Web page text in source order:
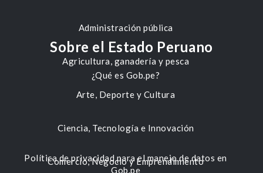
Administración pública
Agricultura, ganadería y pesca
Arte, Deporte y Cultura
Ciencia, Tecnología e Innovación
Comercio, Negocio y Emprendimiento
Sobre el Estado Peruano
¿Qué es Gob.pe?
Política de privacidad para el manejo de datos en
Gob.pe